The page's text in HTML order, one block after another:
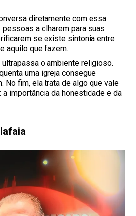
diretamente com essa
pessoas a olharem para suas
se existe sintonia entre
aquilo que fazem.
o ambiente religioso.
uma igreja consegue
No fim, ela trata de algo que vale
a importância da honestidade e da